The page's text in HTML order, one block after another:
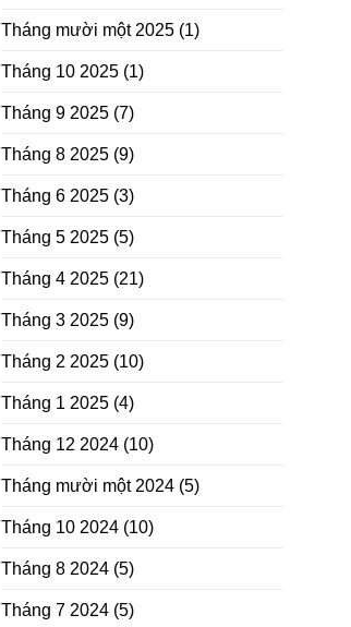
Tháng mười một 2025 (1)
Tháng 10 2025 (1)
Tháng 9 2025 (7)
Tháng 8 2025 (9)
Tháng 6 2025 (3)
Tháng 5 2025 (5)
Tháng 4 2025 (21)
Tháng 3 2025 (9)
Tháng 2 2025 (10)
Tháng 1 2025 (4)
Tháng 12 2024 (10)
Tháng mười một 2024 (5)
Tháng 10 2024 (10)
Tháng 8 2024 (5)
Tháng 7 2024 (5)